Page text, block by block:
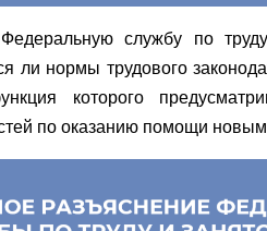
службу по
ли нормы трудового
которого
по оказанию помощи